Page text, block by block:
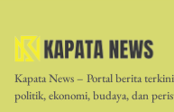
Kapata News – Portal berita
politik, ekonomi, budaya, dan